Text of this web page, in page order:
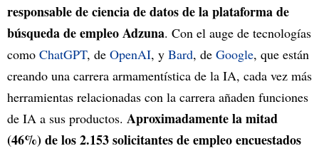
responsable de ciencia de datos de la plataforma de
búsqueda de empleo Adzuna. Con el auge de tecnologías
como ChatGPT, de OpenAI, y Bard, de Google, que están
creando una carrera armamentística de la IA, cada vez más
herramientas relacionadas con la carrera añaden funciones
de IA a sus productos. Aproximadamente la mitad
(46%) de los 2.153 solicitantes de empleo encuestados